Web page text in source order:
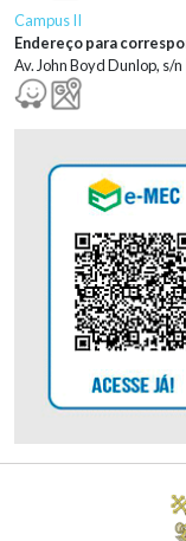
Campus II
Endereço para
Av. John Boyd Dunlop, s/